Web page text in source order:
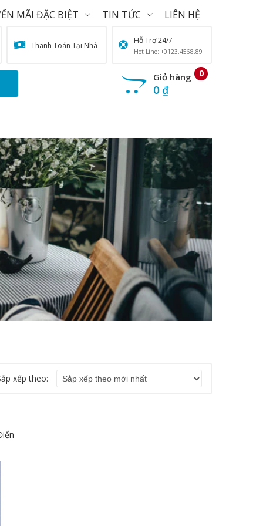
MÃI ĐẶC BIỆT TIN TỨC LIÊN HỆ
Thanh Toán Tại Nhà
Hỗ Trợ 24/7
Hot Line: +0123.4568.89
Giỏ hàng
0 ₫
0
xếp theo: